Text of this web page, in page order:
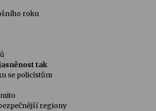
roku
tak
se policistům
regiony